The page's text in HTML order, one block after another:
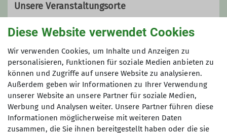
Qualifikationen
Fachübungsleiter Skihochtouren
Ämter
Gerätewart
Kontakt aufnehmen
Unsere Veranstaltungsorte
Schützenheim Wasserburg
Ortsstraße 65a
89312 Günzburg-Wasserburg
Maximale Teilnehmeranzahl
6
Diese Website verwendet Cookies
Wir verwenden Cookies, um Inhalte und Anzeigen zu
personalisieren, Funktionen für soziale Medien anbieten zu
können und Zugriffe auf unsere Website zu analysieren.
Außerdem geben wir Informationen zu Ihrer Verwendung
unserer Website an unsere Partner für soziale Medien,
Werbung und Analysen weiter. Unsere Partner führen diese
Informationen möglicherweise mit weiteren Daten
zusammen, die Sie ihnen bereitgestellt haben oder die sie